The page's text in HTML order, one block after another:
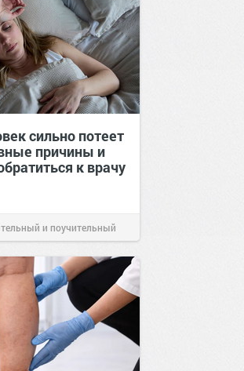
сильно потеет
причины и
к врачу
и поучительный